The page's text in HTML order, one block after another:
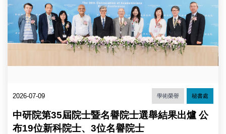
片
來
源：
中
央
究
學、
張
翼、
陳
瑞
華、
建
院
長、
2026-07-09 學術榮譽 秘書處
中研院第35屆院士暨名譽院士選舉結果出爐 公
布19位新科院士、3位名譽院士